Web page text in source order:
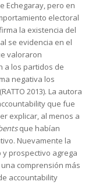
Echegaray, pero en
electoral
la existencia del
se evidencia en el
valoraron
a los partidos de
negativa los
2013). La autora
que fue
explicar, al menos a
que habían
Nuevamente la
prospectivo agrega
comprensión más
accountability